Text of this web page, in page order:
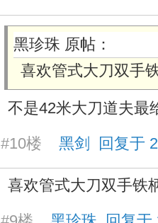
黑珍珠 原帖：
喜欢管式大刀双手
不是42米大刀道夫最
#10楼 黑剑 回复于
喜欢管式大刀双手铁